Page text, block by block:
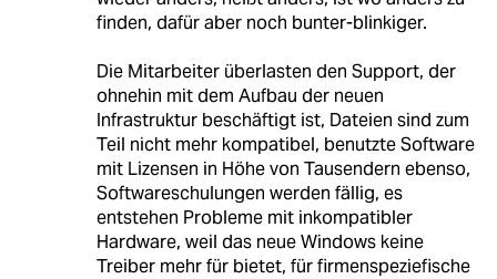
finden, dafür aber noch bunter-blinkiger.
Die Mitarbeiter überlasten den Support, der
ohnehin mit dem Aufbau der neuen
Infrastruktur beschäftigt ist, Dateien sind zum
Teil nicht mehr kompatibel, benutzte Software
mit Lizensen in Höhe von Tausendern ebenso,
Softwareschulungen werden fällig, es
entstehen Probleme mit inkompatibler
Hardware, weil das neue Windows keine
Treiber mehr für bietet, für firmenspeziefische